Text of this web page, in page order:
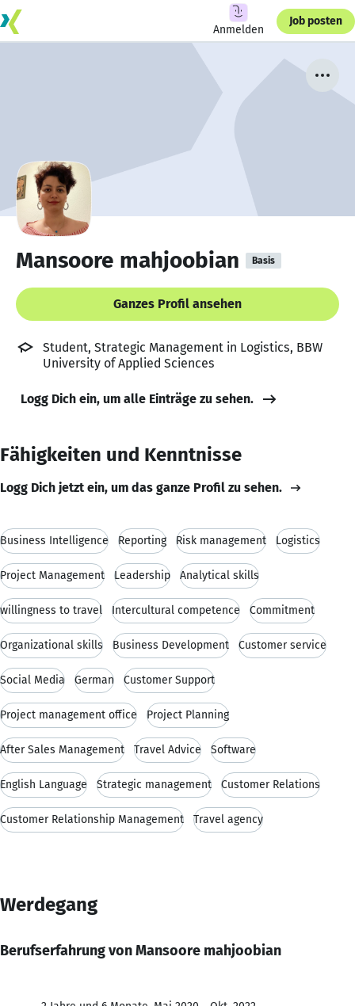
Anmelden
Job posten
Mansoore mahjoobian Basis
Ganzes Profil ansehen
Student, Strategic Management in Logistics, BBW
University of Applied Sciences
Logg Dich ein, um alle Einträge zu sehen.
Fähigkeiten und Kenntnisse
Logg Dich jetzt ein, um das ganze Profil zu sehen.
Business Intelligence Reporting Risk management Logistics
Project Management Leadership Analytical skills
willingness to travel Intercultural competence Commitment
Organizational skills Business Development Customer service
Social Media German Customer Support
Project management office Project Planning
After Sales Management Travel Advice Software
English Language Strategic management Customer Relations
Customer Relationship Management Travel agency
Werdegang
Berufserfahrung von Mansoore mahjoobian